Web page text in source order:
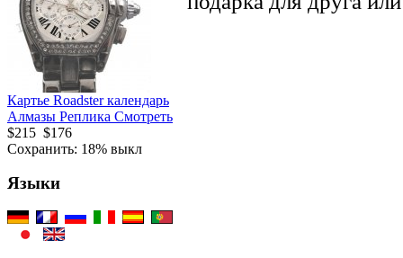
Картье Roadster календарь
Алмазы Реплика Смотреть
$215 $176
Сохранить: 18% выкл
Языки